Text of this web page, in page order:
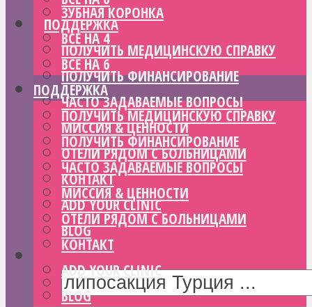
ПОДДЕРЖКА
ПОЛУЧИТЬ МЕДИЦИНСКУЮ СПРАВКУ
ПОЛУЧИТЬ ФИНАНСИРОВАНИЕ
ЧАСТО ЗАДАВАЕМЫЕ ВОПРОСЫ
МИССИЯ & ЦЕННОСТИ
ОТЕЛИ РЯДОМ С БОЛЬНИЦАМИ
КОНТАКТ
ADD YOUR CLINIC
BLOG
ЗУБНАЯ КОРОНКА
ВСЕ НА 4
ВСЕ НА 6
ПОДДЕРЖКА
ПОЛУЧИТЬ МЕДИЦИНСКУЮ СПРАВКУ
ПОЛУЧИТЬ ФИНАНСИРОВАНИЕ
ЧАСТО ЗАДАВАЕМЫЕ ВОПРОСЫ
МИССИЯ & ЦЕННОСТИ
ОТЕЛИ РЯДОМ С БОЛЬНИЦАМИ
КОНТАКТ
ADD YOUR CLINIC
BLOG